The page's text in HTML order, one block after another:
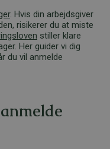
. Hvis din arbejdsgiver
risikerer du at miste
stiller klare
Her guider vi dig
du vil anmelde